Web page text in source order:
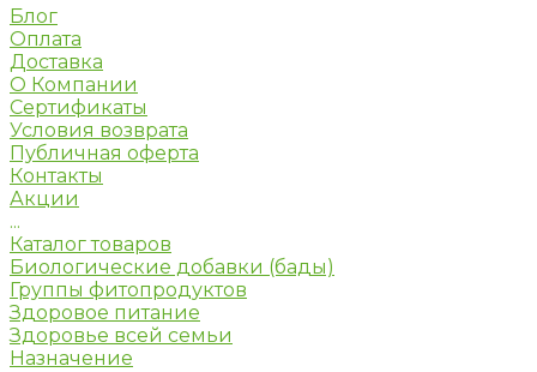
Блог
Оплата
Доставка
О Компании
Сертификаты
Условия возврата
Публичная оферта
Контакты
Акции
...
Каталог товаров
Биологические добавки (бады)
Группы фитопродуктов
Здоровое питание
Здоровье всей семьи
Назначение